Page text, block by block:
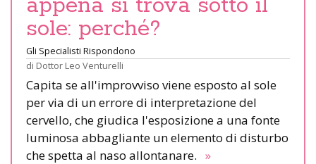
sole: perché?
Gli Specialisti Rispondono
di Dottor Leo Venturelli
Capita se all'improvviso viene esposto al sole
per via di un errore di interpretazione del
cervello, che giudica l'esposizione a una fonte
luminosa abbagliante un elemento di disturbo
che spetta al naso allontanare. »